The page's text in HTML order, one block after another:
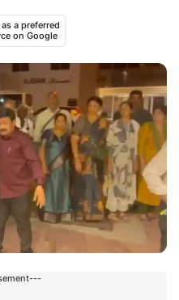
a preferred
on Google